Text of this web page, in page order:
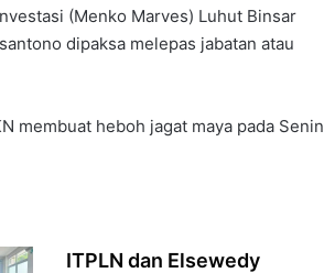
(Menko Marves) Luhut Binsar
dipaksa melepas jabatan atau
membuat heboh jagat maya pada Senin
ITPLN dan Elsewedy